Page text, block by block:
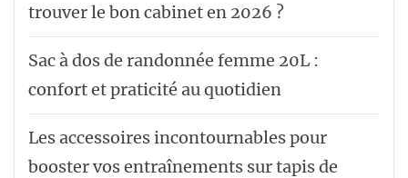
trouver le bon cabinet en 2026 ?
Sac à dos de randonnée femme 20L :
confort et praticité au quotidien
Les accessoires incontournables pour
booster vos entraînements sur tapis de